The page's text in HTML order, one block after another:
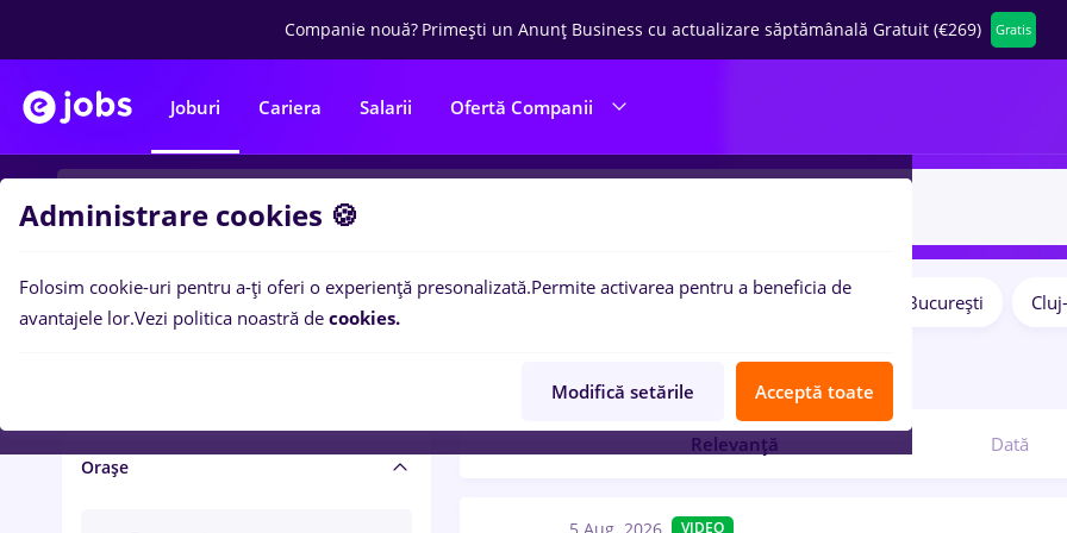
Companie nouă? Primești un Anunț Business cu actualizare săptămânală Gratuit (€269) Gratis
Joburi Cariera Salarii Ofertă Companii
Salariu și beneficii
Orașe
București
locuri de munca
Relevanță Dată
VIDEO
Administrare cookies 🍪
Folosim cookie-uri pentru a-ți oferi o experiență presonalizată.Permite activarea pentru a beneficia de
avantajele lor.Vezi politica noastră de cookies.
Modifică setările Acceptă toate